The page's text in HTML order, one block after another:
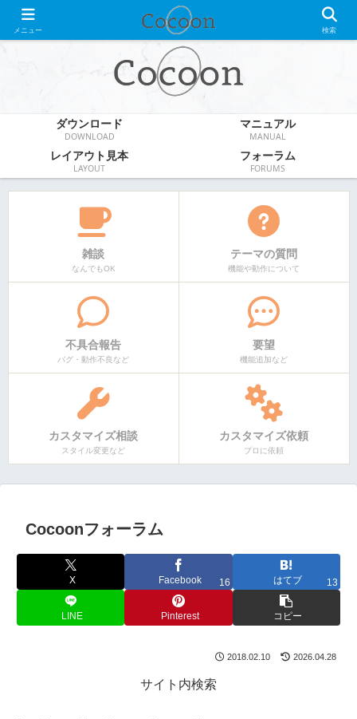
WordPress無料テーマ
ダウンロード
DOWNLOAD
マニュアル
MANUAL
レイアウト見本
LAYOUT
フォーラム
FORUMS
雑談
なんでもOK
テーマの質問
機能や動作について
不具合報告
バグ・動作不良など
要望
機能追加など
カスタマイズ相談
スタイル変更など
カスタマイズ依頼
プロに依頼
Cocoonフォーラム
X Facebook 16 はてブ 13
LINE Pinterest コピー
2018.02.10 2026.04.28
サイト内検索
メニュー 検索